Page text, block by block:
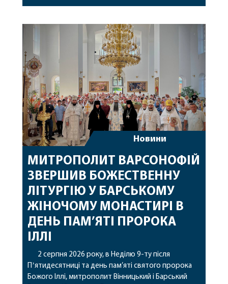
рівноапостольної Марії Магдалини з часткою її
святих мощей, передана зі Святої Гори Афон.
Також для поклоніння вірянам […]
Новини
МИТРОПОЛИТ ВАРСОНОФІЙ
ЗВЕРШИВ БОЖЕСТВЕННУ
ЛІТУРГІЮ У БАРСЬКОМУ
ЖІНОЧОМУ МОНАСТИРІ В
ДЕНЬ ПАМ’ЯТІ ПРОРОКА
ІЛЛІ
2 серпня 2026 року, в Неділю 9-ту після
Пʼятидесятниці та день пам’яті святого пророка
Божого Іллі, митрополит Вінницький і Барський